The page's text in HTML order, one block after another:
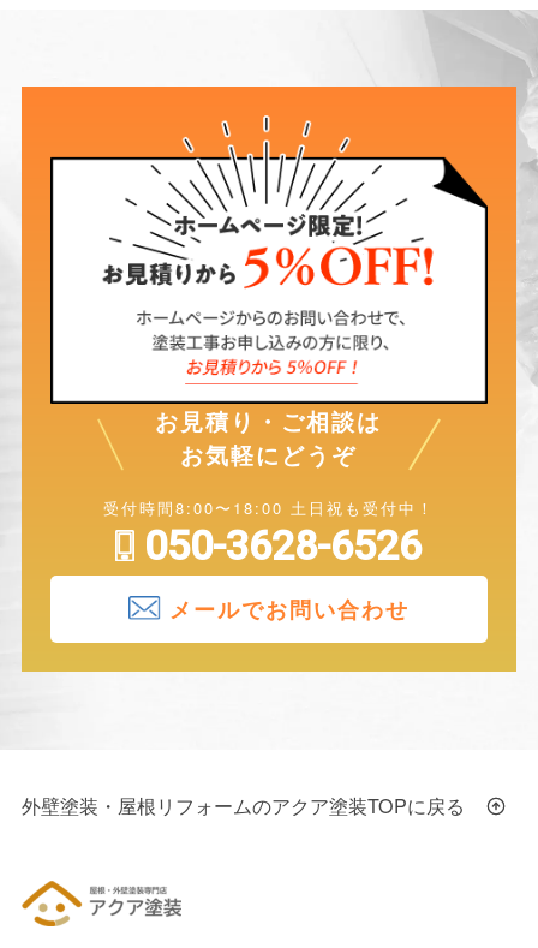
お見積り・ご相談は
お気軽にどうぞ
受付時間8:00〜18:00 土日祝も受付中！
050-3628-6526
メールでお問い合わせ
外壁塗装・屋根リフォームのアクア塗装TOPに戻る